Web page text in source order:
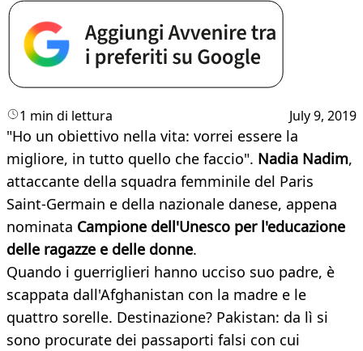
1 min di lettura July 9, 2019
"Ho un obiettivo nella vita: vorrei essere la
migliore, in tutto quello che faccio". Nadia Nadim,
attaccante della squadra femminile del Paris
Saint-Germain e della nazionale danese, appena
nominata Campione dell'Unesco per l'educazione
delle ragazze e delle donne.
Quando i guerriglieri hanno ucciso suo padre, è
scappata dall'Afghanistan con la madre e le
quattro sorelle. Destinazione? Pakistan: da lì si
sono procurate dei passaporti falsi con cui